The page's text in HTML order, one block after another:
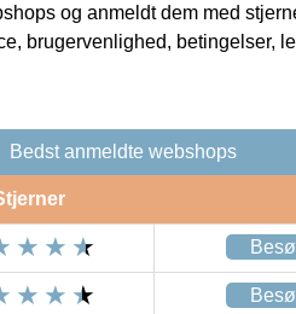
og anmeldt dem med
brugervenlighed, betingelser,
Bedst anmeldte webshops